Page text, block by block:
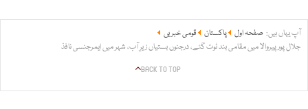
آپ یہاں ہیں: صفحہ اول پاکستان
قومی خبریں
جلال پور پیروالا میں مقامی بند ٹوٹ گئے، درجنوں بستیاں زیرِ آب، شہر میں ایمرجنسی نافذ
BACK TO TOP